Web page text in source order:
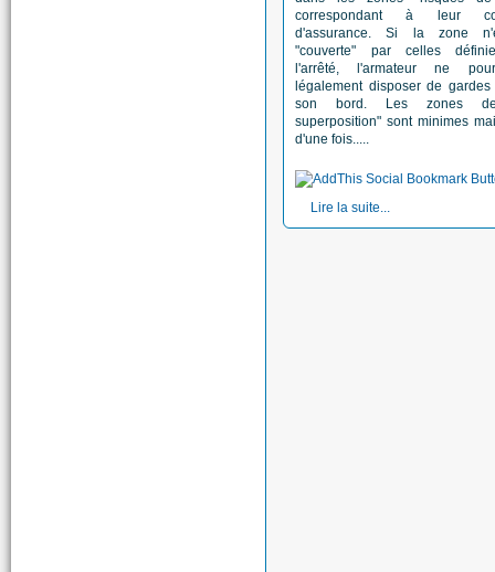
correspondant à leur
d'assurance. Si la zone
"couverte" par celles
l'arrêté, l'armateur ne
légalement disposer de
son bord. Les zones
superposition" sont minimes
d'une fois.....
Lire la suite...